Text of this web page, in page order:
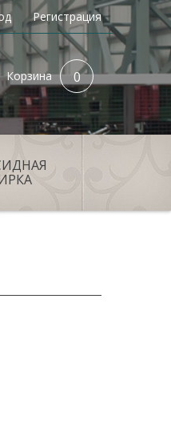
Регистрация
Корзина 0